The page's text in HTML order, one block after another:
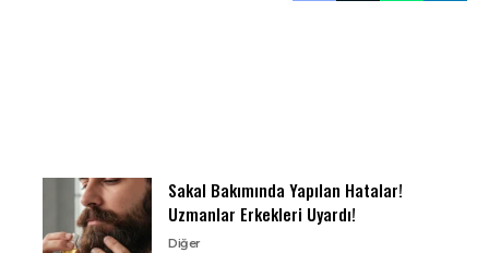
Sakal Bakımında Yapılan Hatalar!
Uzmanlar Erkekleri Uyardı!
Diğer